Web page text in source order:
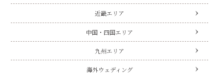
近畿エリア
中国・四国エリア
九州エリア
海外ウェディング